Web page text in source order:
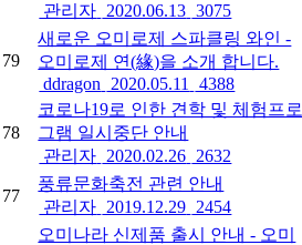
관리자 2020.06.13 3075
79
새로운 오미로제 스파클링 와인 -
오미로제 연(緣)을 소개 합니다.
ddragon
2020.05.11 4388
78
코로나19로 인한 견학 및 체험프로
그램 일시중단 안내
관리자 2020.02.26 2632
77
풍류문화축전 관련 안내
관리자 2019.12.29 2454
오미나라 신제품 출시 안내 - 오미